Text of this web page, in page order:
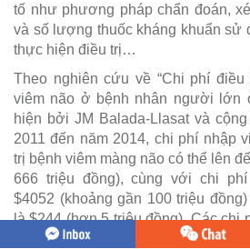
tố như phương pháp chẩn đoán,
và số lượng thuốc kháng khuẩn sử
thực hiện điều trị…
Theo nghiên cứu về “Chi phí
viêm não ở bệnh nhân người lớn
hiện bởi JM Balada-Llasat và
2011 đến năm 2014, chi phí nhập
trị bệnh viêm màng não có thể lên
666 triệu đồng), cùng với chi
$4052 (khoảng gần 100 triệu
là $244 (hơn 5 triệu đồng). Các chi
phụ thuộc vào phương pháp chọc